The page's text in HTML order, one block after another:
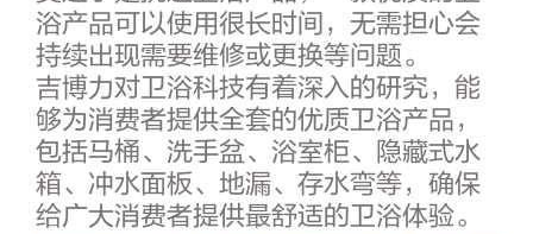
浴产品可以使用很长时间，无需担心会
持续出现需要维修或更换等问题。
吉博力对卫浴科技有着深入的研究，能
够为消费者提供全套的优质卫浴产品，
包括马桶、洗手盆、浴室柜、隐藏式水
箱、冲水面板、地漏、存水弯等，确保
给广大消费者提供最舒适的卫浴体验。